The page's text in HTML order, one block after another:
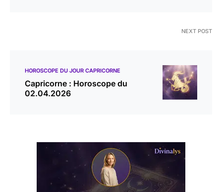
NEXT POST
HOROSCOPE DU JOUR CAPRICORNE
Capricorne : Horoscope du
02.04.2026